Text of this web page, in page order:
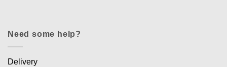
Need some help?
Delivery